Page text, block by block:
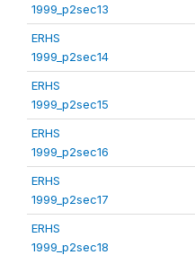
1999_p2sec13
ERHS
1999_p2sec14
ERHS
1999_p2sec15
ERHS
1999_p2sec16
ERHS
1999_p2sec17
ERHS
1999_p2sec18